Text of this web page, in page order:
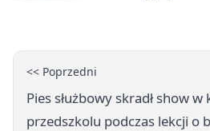
<< Poprzedni
Pies służbowy skradł show
przedszkolu podczas lekcji o